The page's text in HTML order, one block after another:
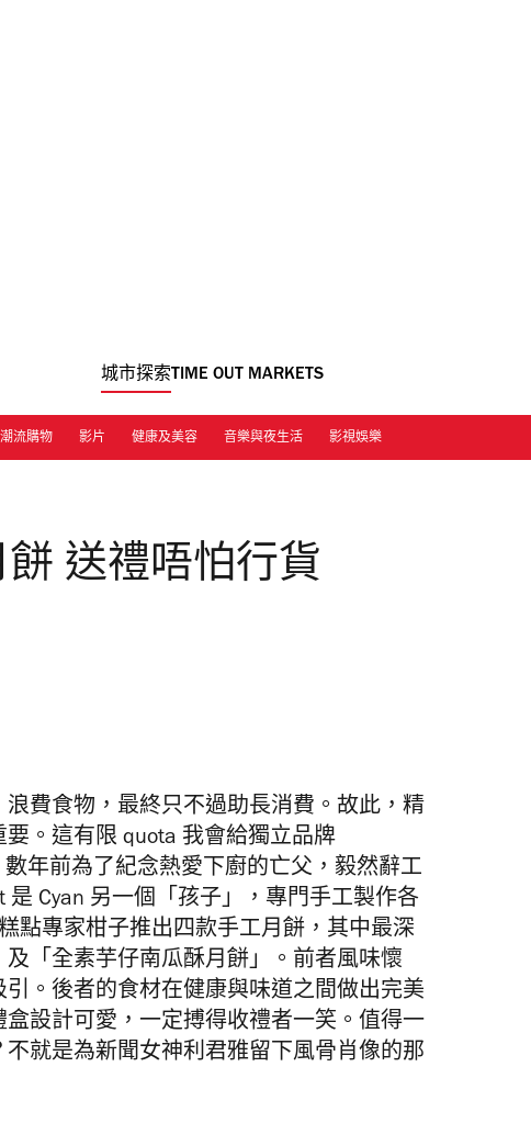
城市探索TIME OUT MARKETS
潮流購物 影片 健康及美容 音樂與夜生活 影視娛樂
送禮唔怕行貨
浪費食物，最終只不過助長消費。故此，精
。這有限 quota 我會給獨立品牌
年前為了紀念熱愛下廚的亡父，毅然辭工
是 Cyan 另一個「孩子」，專門手工製作各
點專家柑子推出四款手工月餅，其中最深
「全素芋仔南瓜酥月餅」。前者風味懷
。後者的食材在健康與味道之間做出完美
設計可愛，一定搏得收禮者一笑。值得一
就是為新聞女神利君雅留下風骨肖像的那